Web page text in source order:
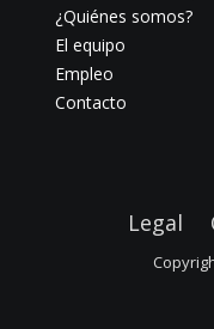
¿Quiénes somos?
El equipo
Empleo
Contacto
Legal